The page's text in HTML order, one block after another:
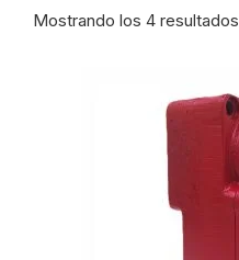
Mostrando los 4 resultados